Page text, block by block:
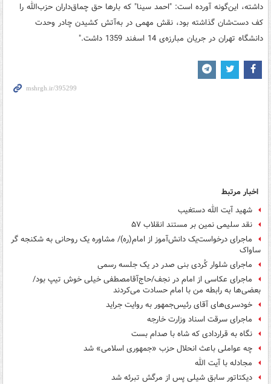
داشته، این‌گونه آورده است: "احمد سینا" که بارها حق چماق‌داران حزب‌الله را
کف دست‌شان گذاشته بود، نقش مهمی ‌در به‌آتش کشیدن چادر وحدت
دانشگاه تهران در جریان مبارزه‌ی 14 اسفند 1359 داشت."
اخبار مرتبط
شهید آیت الله دستغیب
نقد سلیمی نمین بر مستند انقلاب ۵۷
ماجرای درخواست‌یک دانش‌آموز از امام(ره)/ مشاوره یک روحانی به شکنجه گر
ساواک
ماجرای شلوار کُردی بنی صدر در یک جلسه رسمی
ماجرای عکاسی از امام در نجف/حاج‌آقا‌مصطفی خیلی خوش تیپ بود/
بعضی‌ها به رابطه من با امام حسادت می‌کردند
خودسری‌های آقای رئیس‌جمهور به روایت جراید
ماجرای سرقت اسناد وزارت خارجه
نگاه به قراردادی که شاه با صدام بست
چه عواملی باعث انحلال حزب «جمهوری اسلامی» شد
مجادله با آیت الله
دیکتاتور سابق شیلی پس از مرگش تبرئه شد